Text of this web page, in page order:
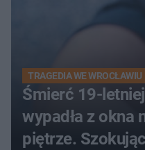
TRAGEDIA WE WROCŁAWIU
Śmierć 19-
wypadła z okna
piętrze.